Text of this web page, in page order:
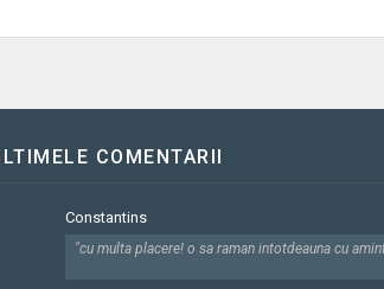
COMENTARII
Constantins
"cu multa placere! o sa raman intotdeauna cu